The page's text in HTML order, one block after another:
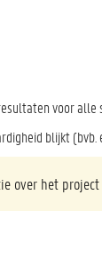
voor alle
blijkt (bvb.
over het